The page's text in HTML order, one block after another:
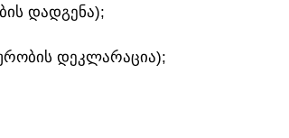
ᲓᲐᲓᲒᲔᲜᲐ);
ᲓᲔᲙᲚᲐᲠᲐᲪᲘᲐ);